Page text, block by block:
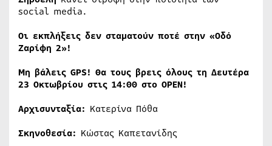
social media.
Οι εκπλήξεις δεν σταματούν ποτέ στην «Οδό
Ζαρίφη 2»!
Μη βάλεις GPS! Θα τους βρεις όλους τη Δευτέρα
23 Οκτωβρίου στις 14:00 στο OPEN!
Αρχισυνταξία: Κατερίνα Πόθα
Σκηνοθεσία: Κώστας Καπετανίδης